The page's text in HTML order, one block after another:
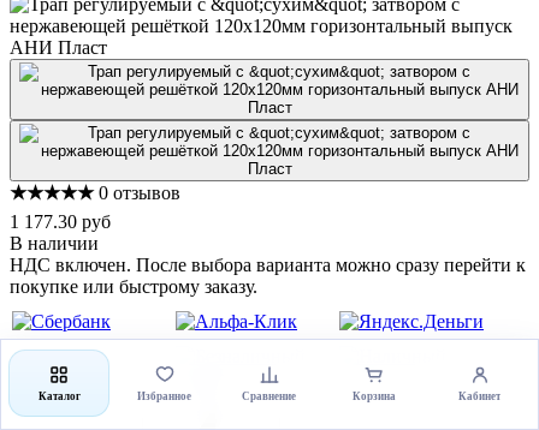
★★★★★ 0 отзывов
1 177.30 руб
В наличии
НДС включен. После выбора варианта можно сразу перейти к
покупке или быстрому заказу.
Каталог Избранное Сравнение Корзина Кабинет